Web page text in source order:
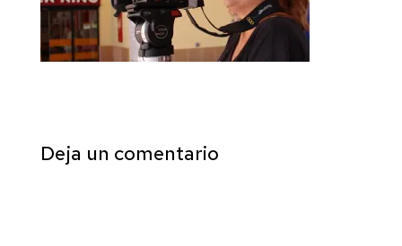
Deja un comentario